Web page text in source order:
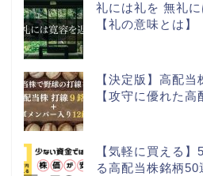
礼には礼を 無礼
【礼の意味とは】
【決定版】高配
【攻守に優れた高
【気軽に買える
る高配当株銘柄